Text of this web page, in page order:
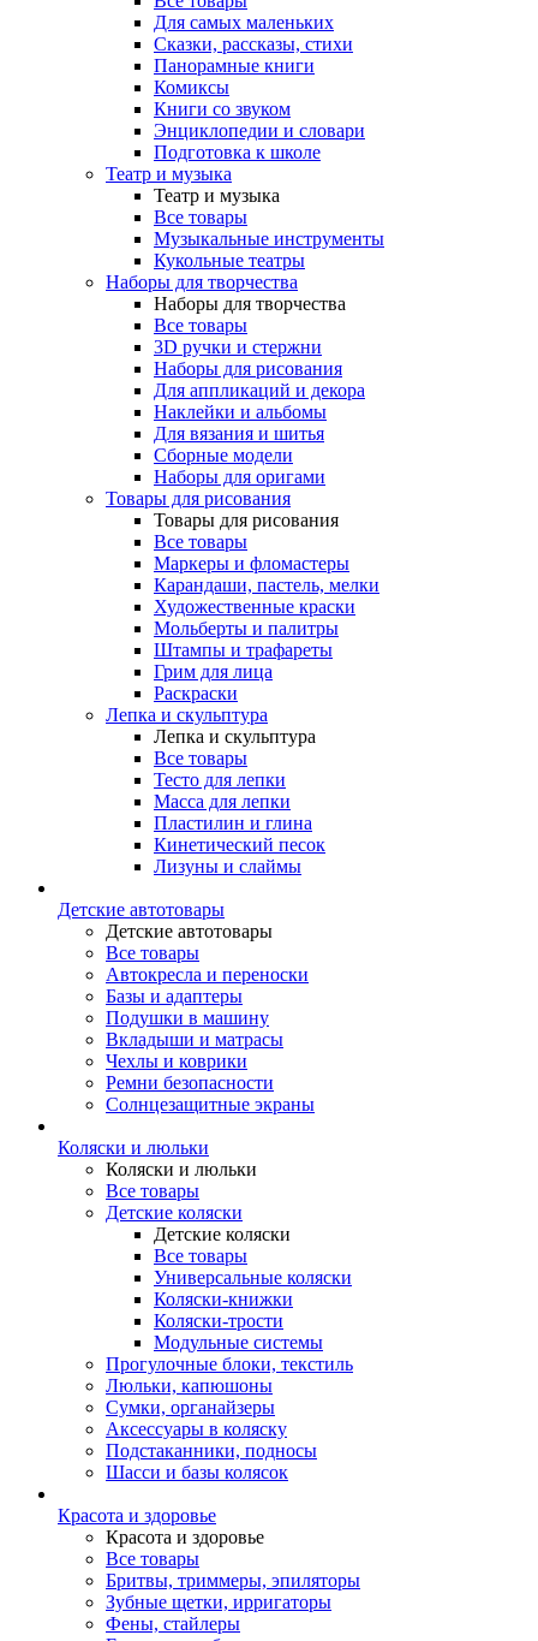
Для самых маленьких
Сказки, рассказы, стихи
Панорамные книги
Комиксы
Книги со звуком
Энциклопедии и словари
Подготовка к школе
Театр и музыка
Театр и музыка
Все товары
Музыкальные инструменты
Кукольные театры
Наборы для творчества
Наборы для творчества
Все товары
3D ручки и стержни
Наборы для рисования
Для аппликаций и декора
Наклейки и альбомы
Для вязания и шитья
Сборные модели
Наборы для оригами
Товары для рисования
Товары для рисования
Все товары
Маркеры и фломастеры
Карандаши, пастель, мелки
Художественные краски
Мольберты и палитры
Штампы и трафареты
Грим для лица
Раскраски
Лепка и скульптура
Лепка и скульптура
Все товары
Тесто для лепки
Масса для лепки
Пластилин и глина
Кинетический песок
Лизуны и слаймы
Детские автотовары
Детские автотовары
Все товары
Автокресла и переноски
Базы и адаптеры
Подушки в машину
Вкладыши и матрасы
Чехлы и коврики
Ремни безопасности
Солнцезащитные экраны
Коляски и люльки
Коляски и люльки
Все товары
Детские коляски
Детские коляски
Все товары
Универсальные коляски
Коляски-книжки
Коляски-трости
Модульные системы
Прогулочные блоки, текстиль
Люльки, капюшоны
Сумки, органайзеры
Аксессуары в коляску
Подстаканники, подносы
Шасси и базы колясок
Красота и здоровье
Красота и здоровье
Все товары
Бритвы, триммеры, эпиляторы
Зубные щетки, ирригаторы
Фены, стайлеры